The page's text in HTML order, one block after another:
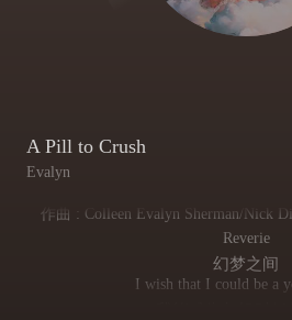
A Pill to Crush
Evalyn
作曲 : Colleen Evalyn Sherman/Nick
Reverie
幻梦之间
I wish that I could be a